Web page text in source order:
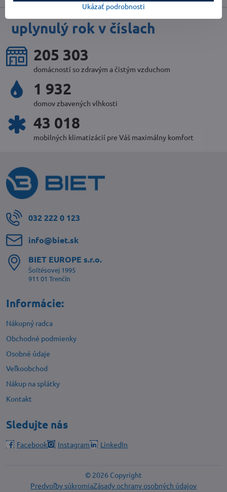
uplynulý rok v číslach
227 458
domácností so zdravým a čistým vzduchom
2 142
domov zbavených vlhkosti
47 100
mobilných klimatizácií pre Váš maximálny komfort
032 222 0 123
info​@biet​.sk
BIET EUROPE s​.r​.o​.
Šoltésovej 1995
911 01 Trenčín
Informácie:
Nákupný radca
Obchodné podmienky
Osobné údaje
Veľkoobchod
Nákup na splátky
Kontakt
Sledujte nás
Facebook Instagram LinkedIn
© 2026 Copyright
Predvoľby súkromiaZásady ochrany osobných údajov
Ukázať podrobnosti